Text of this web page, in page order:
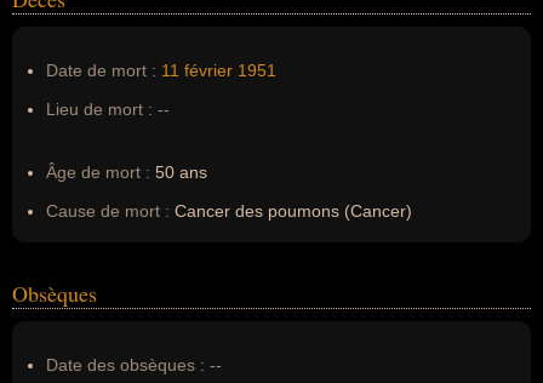
Date de mort : 11 février 1951
Lieu de mort : --
Âge de mort : 50 ans
Cause de mort : Cancer des poumons (Cancer)
Obsèques
Date des obsèques : --